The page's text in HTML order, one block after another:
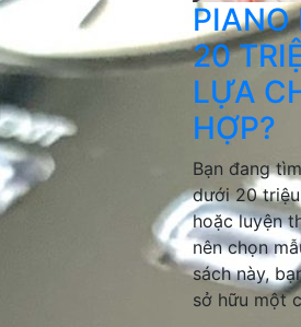
PIANO
20
LỰA
HỢP?
Bạn đang
dưới 20
hoặc luyện
nên chọn
sách này,
sở hữu một